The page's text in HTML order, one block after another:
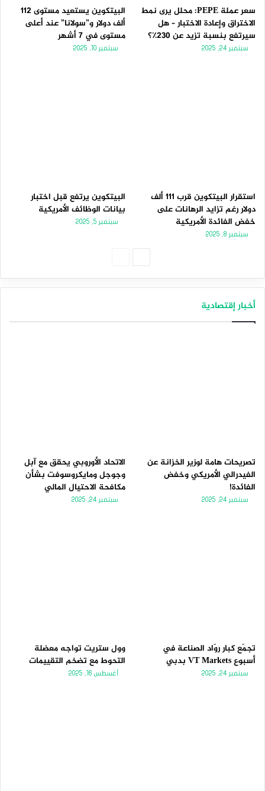
سعر عملة PEPE: محلل يرى نمط
الاختراق وإعادة الاختبار – هل
سيرتفع بنسبة تزيد عن 230٪؟
سبتمبر 24, 2025
البيتكوين يستعيد مستوى 112
ألف دولار و”سولانا” عند أعلى
مستوى في 7 أشهر
سبتمبر 10, 2025
استقرار البيتكوين قرب 111 ألف
دولار رغم تزايد الرهانات على
خفض الفائدة الأمريكية
سبتمبر 8, 2025
البيتكوين يرتفع قبل اختبار
بيانات الوظائف الأمريكية
سبتمبر 5, 2025
أخبار إقتصادية
تصريحات هامة لوزير الخزانة عن
الفيدرالي الأمريكي وخفض
الفائدة!
سبتمبر 24, 2025
الاتحاد الأوروبي يحقق مع آبل
وجوجل ومايكروسوفت بشأن
مكافحة الاحتيال المالي
سبتمبر 24, 2025
تجمّع كبار روّاد الصناعة في
أسبوع VT Markets بدبي
سبتمبر 24, 2025
وول ستريت تواجه معضلة
التحوط مع تضخم التقييمات
أغسطس 16, 2025